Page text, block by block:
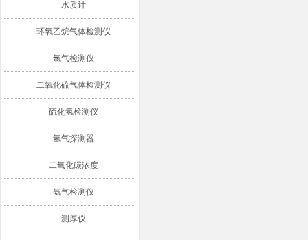
水质计
环氧乙烷气体检测仪
氯气检测仪
二氧化硫气体检测仪
硫化氢检测仪
氢气探测器
二氧化碳浓度
氨气检测仪
测厚仪